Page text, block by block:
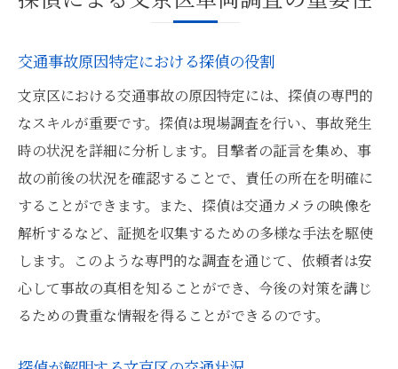
交通事故原因特定における探偵の役割
文京区における交通事故の原因特定には、探偵の専門的
なスキルが重要です。探偵は現場調査を行い、事故発生
時の状況を詳細に分析します。目撃者の証言を集め、事
故の前後の状況を確認することで、責任の所在を明確に
することができます。また、探偵は交通カメラの映像を
解析するなど、証拠を収集するための多様な手法を駆使
します。このような専門的な調査を通じて、依頼者は安
心して事故の真相を知ることができ、今後の対策を講じ
るための貴重な情報を得ることができるのです。